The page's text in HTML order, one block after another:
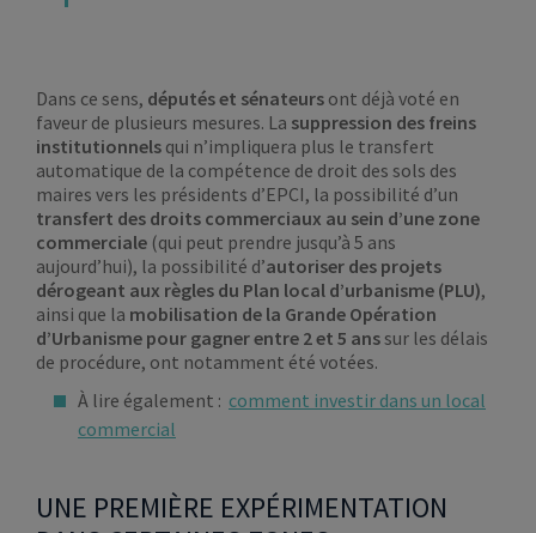
Dans ce sens, députés et sénateurs ont déjà voté en
faveur de plusieurs mesures. La suppression des freins
institutionnels qui n’impliquera plus le transfert
automatique de la compétence de droit des sols des
maires vers les présidents d’EPCI, la possibilité d’un
transfert des droits commerciaux au sein d’une zone
commerciale (qui peut prendre jusqu’à 5 ans
aujourd’hui), la possibilité d’autoriser des projets
dérogeant aux règles du Plan local d’urbanisme (PLU),
ainsi que la mobilisation de la Grande Opération
d’Urbanisme pour gagner entre 2 et 5 anssur les délais
de procédure, ont notamment été votées.
À lire également : comment investir dans un local
commercial
UNE PREMIÈRE EXPÉRIMENTATION